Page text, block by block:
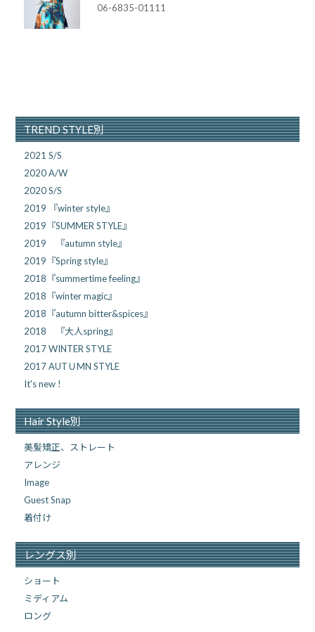
06-6835-01111
TREND STYLE別
2021 S/S
2020 A/W
2020 S/S
2019 『winter style』
2019『SUMMER STYLE』
2019 『autumn style』
2019『Spring style』
2018『summertime feeling』
2018『winter magic』
2018『autumn bitter&spices』
2018 『大人spring』
2017 WINTER STYLE
2017 AUTＵMN STYLE
It's new !
Hair Style別
美髪矯正、ストレート
アレンジ
Image
Guest Snap
着付け
レングス別
ショート
ミディアム
ロング